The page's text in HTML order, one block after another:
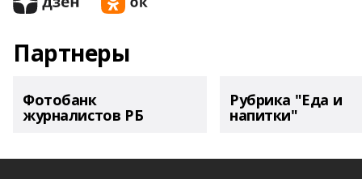
Партнеры
Фотобанк
журналистов РБ
Рубрика "Еда и
напитки"